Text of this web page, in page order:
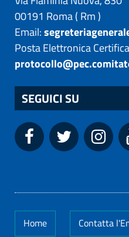
00191 Roma( Rm)
Email:
Posta Elettronica
SEGUICI SU
Home Contatta